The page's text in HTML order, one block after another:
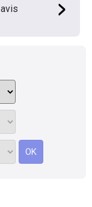
OK